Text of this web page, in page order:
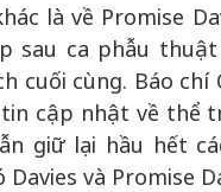
là về Promise
sau ca phẫu
cuối cùng. Báo
cập nhật về thể
giữ lại hầu hết
và Promise